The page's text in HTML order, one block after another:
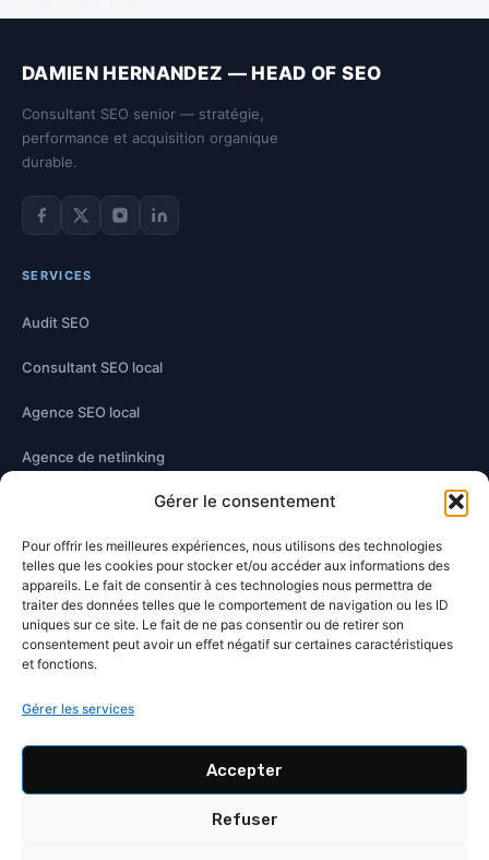
Gérer le consentement
Pour offrir les meilleures expériences, nous utilisons des technologies
telles que les cookies pour stocker et/ou accéder aux informations des
appareils. Le fait de consentir à ces technologies nous permettra de
traiter des données telles que le comportement de navigation ou les ID
uniques sur ce site. Le fait de ne pas consentir ou de retirer son
consentement peut avoir un effet négatif sur certaines caractéristiques
et fonctions.
Gérer les services
Accepter
Refuser
DAMIEN HERNANDEZ — HEAD OF SEO
Consultant SEO senior — stratégie,
performance et acquisition organique
durable.
Facebook de Damien Hernandez
Twitter de Damien Hernandez
Instagram de Damien Hernandez
LinkedIn de Damien Hernandez
SERVICES
Audit SEO
Consultant SEO local
Agence SEO local
Agence de netlinking
Optimisation technique
Optimisation contenu
À PROPOS
Damien Hernandez
Blog SEO
Contact
Wikidata